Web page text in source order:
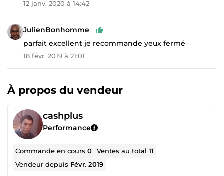
12 janv. 2020 à 14:42
JulienBonhomme
parfait excellent je recommande yeux fermé
18 févr. 2019 à 21:01
À propos du vendeur
cashplus
Performance
Commande en cours0 Ventes au total11
Vendeur depuis Févr. 2019